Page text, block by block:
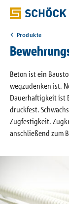
Anwendungen
Produkte
Digitale
Wissen
Produkte
Beton ist ein
wegzudenken ist.
Dauerhaftigkeit ist
druckfest.
Zugfestigkeit.
anschließend zum